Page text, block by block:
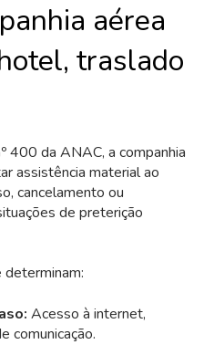
aérea
traslado
400 da ANAC, a companhia
assistência material ao
cancelamento ou
de preterição
Acesso à internet,
comunicação.